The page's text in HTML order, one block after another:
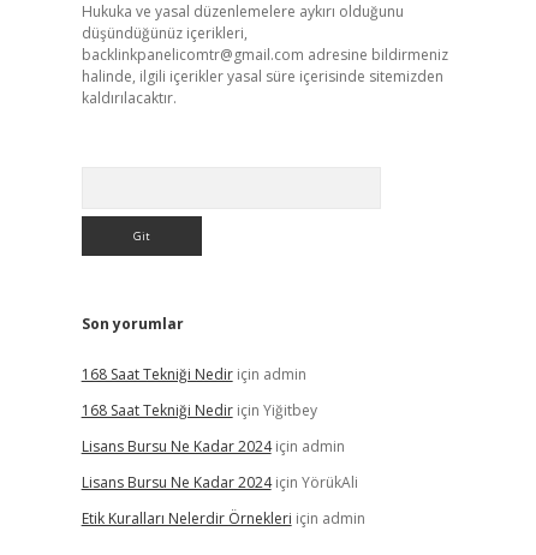
Hukuka ve yasal düzenlemelere aykırı olduğunu
düşündüğünüz içerikleri,
backlinkpanelicomtr@gmail.com adresine bildirmeniz
halinde, ilgili içerikler yasal süre içerisinde sitemizden
kaldırılacaktır.
Son yorumlar
168 Saat Tekniği Nediriçin admin
168 Saat Tekniği Nediriçin Yiğitbey
Lisans Bursu Ne Kadar 2024için admin
Lisans Bursu Ne Kadar 2024için YörükAli
Etik Kuralları Nelerdir Örnekleri için admin